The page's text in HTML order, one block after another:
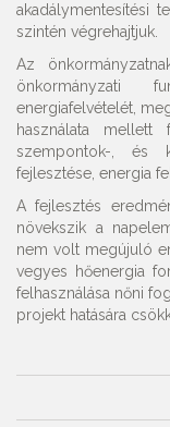
akadálymentesítési
szintén végrehajtjuk.
Az
önkormányzati
energiafelvételét,
használata mellett
szempontok-, és
fejlesztése, energia
A fejlesztés
növekszik a
nem volt megújuló
vegyes hőenergia
felhasználása nőni
projekt hatására